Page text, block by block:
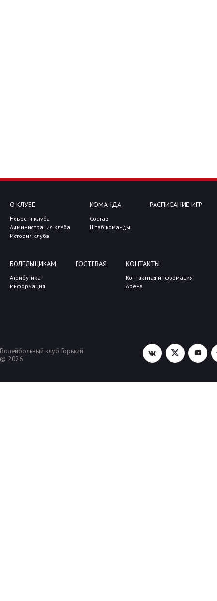
О КЛУБЕ
Новости клуба
Администрация клуба
История клуба
КОМАНДА
Состав
Штаб команды
РАСПИСАНИЕ ИГР
БОЛЕЛЬЩИКАМ
Атрибутика
Информация
ГОСТЕВАЯ КОНТАКТЫ
Контактная информация
Арена
Волейбольный клуб Горький
© 2026